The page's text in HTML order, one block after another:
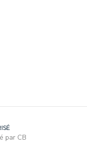
par CB